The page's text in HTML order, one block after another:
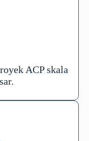
ACP skala